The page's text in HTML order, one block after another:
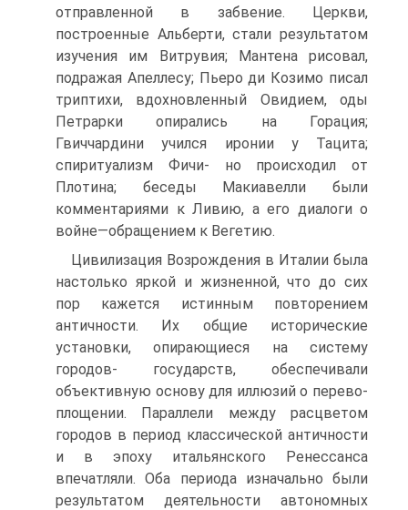
отправленной в забвение. Церкви,
построенные Альберти, стали результатом
изуче­ния им Витрувия; Мантена рисовал,
подражая Апеллесу; Пьеро ди Кози­мо писал
триптихи, вдохновленный Овидием, оды
Петрарки опирались на Горация;
Гвиччардини учился иронии у Тацита;
спиритуализм Фичи- но происходил от
Плотина; беседы Макиавелли были
комментариями к Ливию, а его диалоги о
войне—обращением к Вегетию.
Цивилизация Возрождения в Италии была
настолько яркой и жиз­ненной, что до сих
пор кажется истинным повторением
античности. Их общие исторические
установки, опирающиеся на систему
городов- государств, обеспечивали
объективную основу для иллюзий о перево­
площении. Параллели между расцветом
городов в период классической античности
и в эпоху итальянского Ренессанса
впечатляли. Оба перио­да изначально были
результатом деятельности автономных